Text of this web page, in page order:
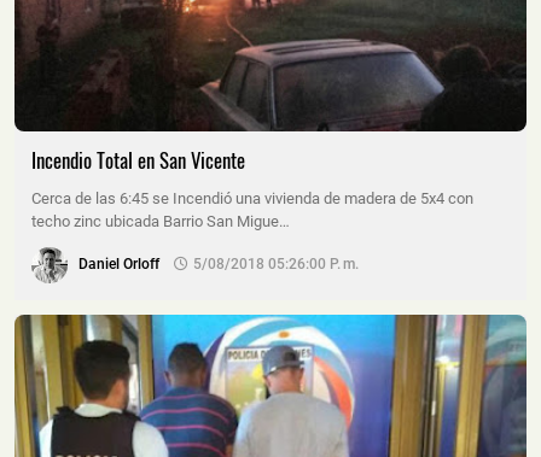
Incendio Total en San Vicente
Cerca de las 6:45 se Incendió una vivienda de madera de 5x4 con
techo zinc ubicada Barrio San Migue…
Daniel Orloff 5/08/2018 05:26:00 P. M.